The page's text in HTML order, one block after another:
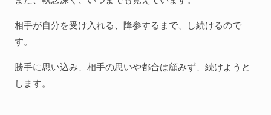
相手が自分を受け入れる、降参するまで、し続けるので
す。
勝手に思い込み、相手の思いや都合は顧みず、続けようと
します。